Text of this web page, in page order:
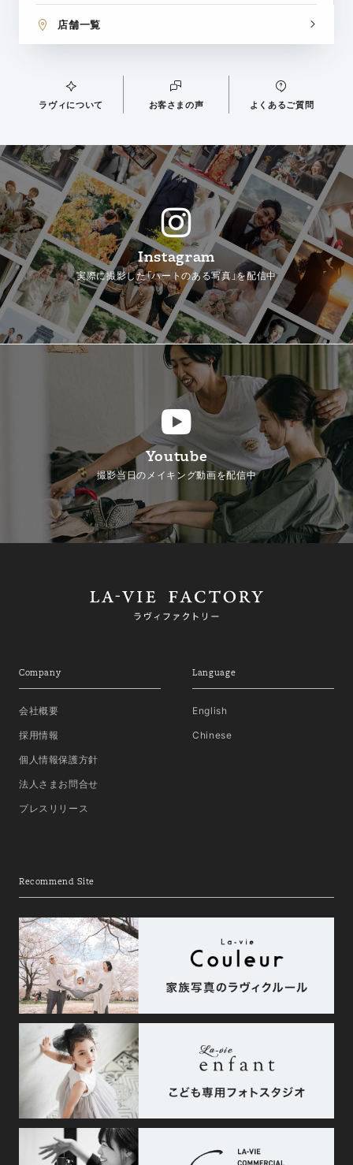
店舗一覧
ラヴィについて お客さまの声 よくあるご質問
Instagram
実際に撮影した「ハートのある写真」を配信中
Youtube
撮影当日のメイキング動画を配信中
Company
会社概要
採用情報
個人情報保護方針
法人さまお問合せ
プレスリリース
Language
English
Chinese
Recommend Site